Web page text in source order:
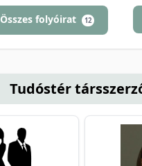
Összes folyóirat 12
Tudóstér